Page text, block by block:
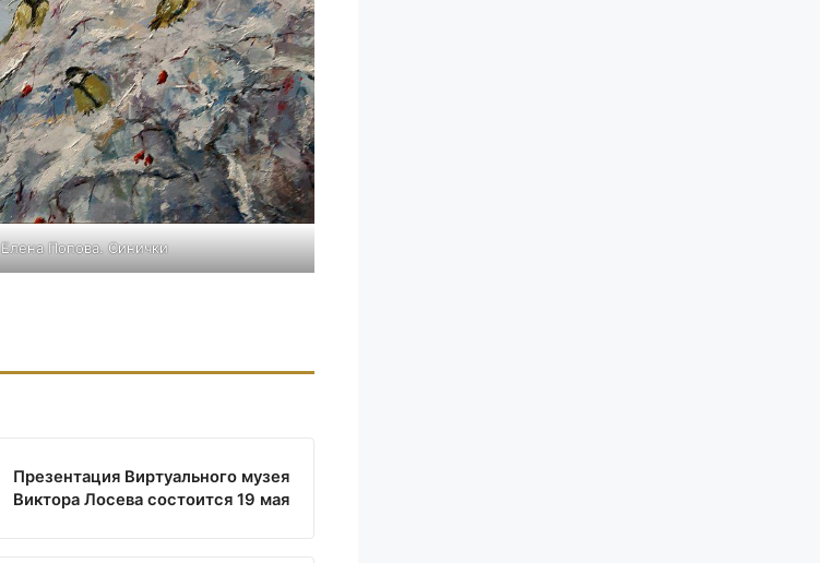
Елена Попова. Синички
Презентация Виртуального музея
Виктора Лосева состоится 19 мая